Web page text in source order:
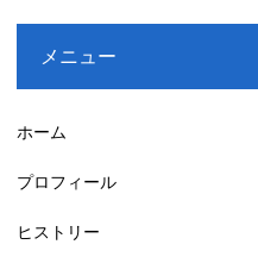
メニュー
ホーム
プロフィール
ヒストリー